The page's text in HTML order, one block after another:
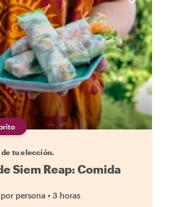
de tu elección.
Siem Reap: Comida
por persona • 3 horas